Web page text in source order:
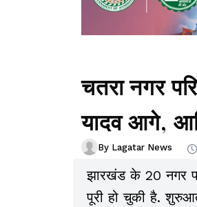
चतरा नगर
यादव आगे,
By Lagatar News
झारखंड के 20 नगर
पूरी हो चुकी है.